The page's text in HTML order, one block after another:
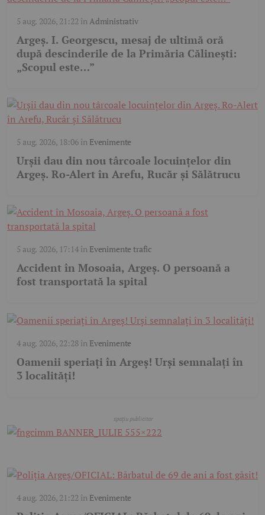
5 aug. 2026, 21:22 înAdministrativ
Argeș. I. Georgescu, mesaj de ultimă oră
după descinderile de la Primăria Călinești:
„Scopul este…”
5 aug. 2026, 18:06în Evenimente
Urșii dau din nou târcoale locuințelor din
Argeș. Ro-Alert în Arefu, Rucăr și Sălătrucu
5 aug. 2026, 17:14în Evenimente trafic
Accident în Mosoaia, Argeș. O persoană a
fost transportată la spital
4 aug. 2026, 22:28în Evenimente
Oamenii speriați în Argeș! Urși semnalați în
3 localități!
4 aug. 2026, 21:22 în Evenimente